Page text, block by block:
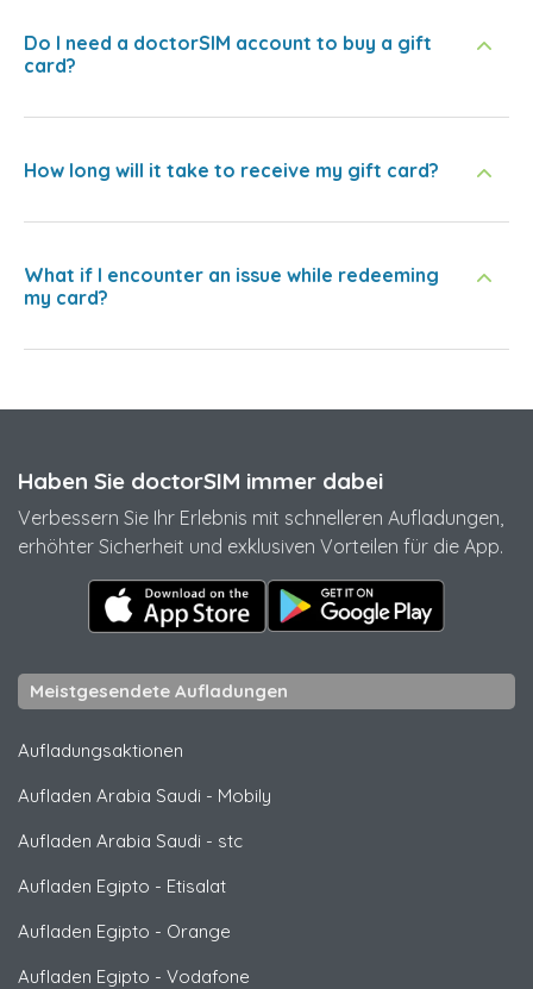
Do I need a doctorSIM account to buy a gift
card?
How long will it take to receive my gift card?
What if I encounter an issue while redeeming
my card?
Haben Sie doctorSIM immer dabei
Verbessern Sie Ihr Erlebnis mit schnelleren Aufladungen,
erhöhter Sicherheit und exklusiven Vorteilen für die App.
Meistgesendete Aufladungen
Aufladungsaktionen
Aufladen Arabia Saudi - Mobily
Aufladen Arabia Saudi - stc
Aufladen Egipto - Etisalat
Aufladen Egipto - Orange
Aufladen Egipto - Vodafone